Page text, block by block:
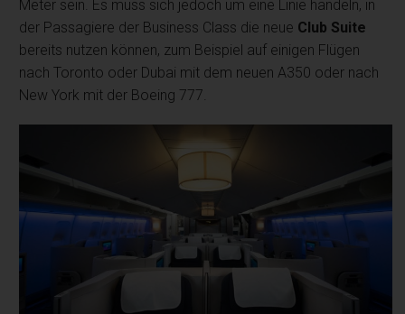
Meter sein. Es muss sich jedoch um eine Linie handeln, in
der Passagiere der Business Class die neue Club Suite
bereits nutzen können, zum Beispiel auf einigen Flügen
nach Toronto oder Dubai mit dem neuen A350 oder nach
New York mit der Boeing 777.